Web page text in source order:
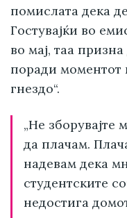
помислата дека
Гостувајќи во
во мај, таа
поради моментот
гнездо“.
„Не зборувајте
да плачам.
надевам дека
студентските
недостига